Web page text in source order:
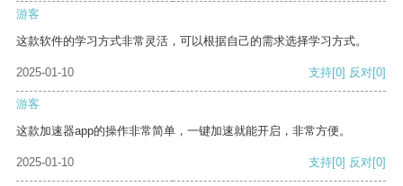
游客
这款软件的学习方式非常灵活，可以根据自己的需求选择学习方式。
2025-01-10 支持[0] 反对[0]
游客
这款加速器app的操作非常简单，一键加速就能开启，非常方便。
2025-01-10 支持[0] 反对[0]